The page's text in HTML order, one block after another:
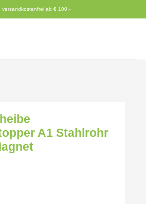
versandkostenfrei ab € 100,-
A1 Stahlrohr